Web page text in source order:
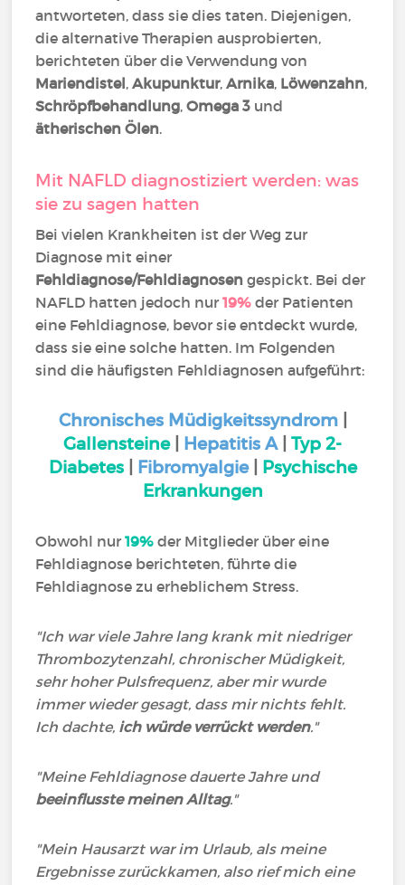
antworteten, dass sie dies taten. Diejenigen,
die alternative Therapien ausprobierten,
berichteten über die Verwendung von
Mariendistel,Akupunktur,Arnika, Löwenzahn,
Schröpfbehandlung,Omega 3 und
ätherischen Ölen.
Mit NAFLD diagnostiziert werden: was
sie zu sagen hatten
Bei vielen Krankheiten ist der Weg zur
Diagnose mit einer
Fehldiagnose/Fehldiagnosen gespickt. Bei der
NAFLD hatten jedoch nur19% der Patienten
eine Fehldiagnose, bevor sie entdeckt wurde,
dass sie eine solche hatten. Im Folgenden
sind die häufigsten Fehldiagnosen aufgeführt:
Chronisches Müdigkeitssyndrom|
Gallensteine| Hepatitis A| Typ 2-
Diabetes| Fibromyalgie|
Psychische
Erkrankungen
Obwohl nur19%der Mitglieder über eine
Fehldiagnose berichteten, führte die
Fehldiagnose zu erheblichem Stress.
"Ich war viele Jahre lang krank mit niedriger
Thrombozytenzahl, chronischer Müdigkeit,
sehr hoher Pulsfrequenz, aber mir wurde
immer wieder gesagt, dass mir nichts fehlt.
Ich dachte, ich würde verrückt werden."
"Meine Fehldiagnose dauerte Jahre und
beeinflusste meinen Alltag."
"Mein Hausarzt war im Urlaub, als meine
Ergebnisse zurückkamen, also rief mich eine